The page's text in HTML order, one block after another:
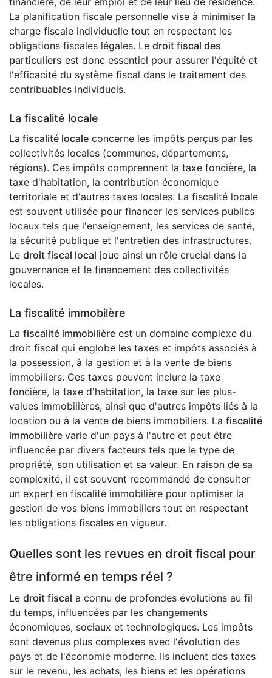
La planification fiscale personnelle vise à minimiser la
charge fiscale individuelle tout en respectant les
obligations fiscales légales. Le droit fiscal des
particuliers est donc essentiel pour assurer l'équité et
l'efficacité du système fiscal dans le traitement des
contribuables individuels.
La fiscalité locale
La fiscalité locale concerne les impôts perçus par les
collectivités locales (communes, départements,
régions). Ces impôts comprennent la taxe foncière, la
taxe d'habitation, la contribution économique
territoriale et d'autres taxes locales. La fiscalité locale
est souvent utilisée pour financer les services publics
locaux tels que l'enseignement, les services de santé,
la sécurité publique et l'entretien des infrastructures.
Le droit fiscal local joue ainsi un rôle crucial dans la
gouvernance et le financement des collectivités
locales.
La fiscalité immobilère
La fiscalité immobilière est un domaine complexe du
droit fiscal qui englobe les taxes et impôts associés à
la possession, à la gestion et à la vente de biens
immobiliers. Ces taxes peuvent inclure la taxe
foncière, la taxe d'habitation, la taxe sur les plus-
values immobilières, ainsi que d'autres impôts liés à la
location ou à la vente de biens immobiliers. La fiscalité
immobilière varie d'un pays à l'autre et peut être
influencée par divers facteurs tels que le type de
propriété, son utilisation et sa valeur. En raison de sa
complexité, il est souvent recommandé de consulter
un expert en fiscalité immobilière pour optimiser la
gestion de vos biens immobiliers tout en respectant
les obligations fiscales en vigueur.
Quelles sont les revues en droit fiscal pour
être informé en temps réel ?
Le droit fiscal a connu de profondes évolutions au fil
du temps, influencées par les changements
économiques, sociaux et technologiques. Les impôts
sont devenus plus complexes avec l'évolution des
pays et de l'économie moderne. Ils incluent des taxes
sur le revenu, les achats, les biens et les opérations